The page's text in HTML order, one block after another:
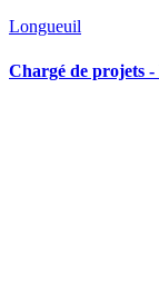
Longueuil
Chargé de projets